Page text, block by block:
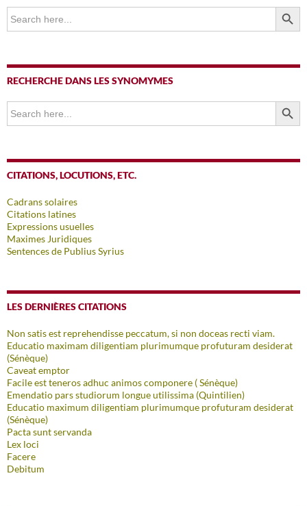
Search
for:
SEARCH
RECHERCHE DANS LES SYNOMYMES
Search
for:
SEARCH
CITATIONS, LOCUTIONS, ETC.
Cadrans solaires
Citations latines
Expressions usuelles
Maximes Juridiques
Sentences de Publius Syrius
LES DERNIÈRES CITATIONS
Non satis est reprehendisse peccatum, si non doceas recti viam.
Educatio maximam diligentiam plurimumque profuturam desiderat
(Sénèque)
Caveat emptor
Facile est teneros adhuc animos componere ( Sénèque)
Emendatio pars studiorum longue utilissima (Quintilien)
Educatio maximum diligentiam plurimumque profuturam desiderat
(Sénèque)
Pacta sunt servanda
Lex loci
Facere
Debitum